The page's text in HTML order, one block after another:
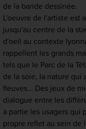
de la bande dessinée.
L'oeuvre de l'artiste est
jusqu'au centre de la
d'oeil au contexte
rappellent les grands
tels que le Parc de la
de la soie, la nature qui
fleuves... Des jeux de
dialogue entre les
à partie les usagers qui
propre reflet au sein de